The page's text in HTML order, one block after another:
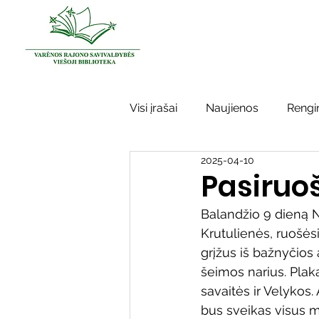
Visi įrašai Naujienos
Kraštotyros darbai
Sidabrinės bitės Garbės
Vinco Krėvės-Mickevičiaus
2025-04-10
Balandžio 9 dieną
Krutulienės,
grįžus iš
šeimos narius.
savaitės ir
bus sveikas visus